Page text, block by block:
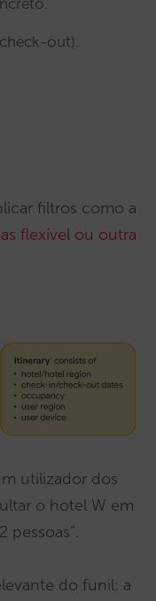
out).
filtros como a
flexível ou outra
utilizador dos
o hotel W em
pessoas”.
do funil: a